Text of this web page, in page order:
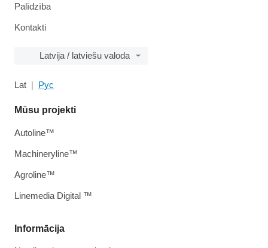
Palīdzība
Kontakti
Latvija / latviešu valoda
Lat Рус
Informācija
Mūsu projekti
Autoline™
Machineryline™
Agroline™
Linemedia Digital ™